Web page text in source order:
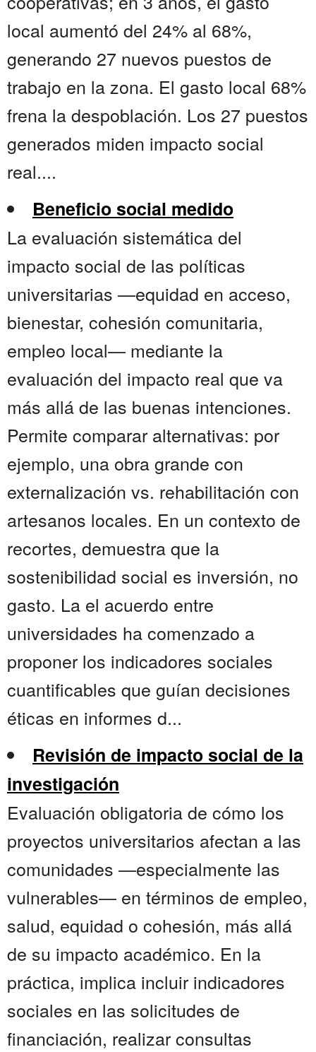
local aumentó del 24% al 68%,
generando 27 nuevos puestos de
trabajo en la zona. El gasto local 68%
frena la despoblación. Los 27 puestos
generados miden impacto social
real....
Beneficio social medido
La evaluación sistemática del
impacto social de las políticas
universitarias —equidad en acceso,
bienestar, cohesión comunitaria,
empleo local— mediante la
evaluación del impacto real que va
más allá de las buenas intenciones.
Permite comparar alternativas: por
ejemplo, una obra grande con
externalización vs. rehabilitación con
artesanos locales. En un contexto de
recortes, demuestra que la
sostenibilidad social es inversión, no
gasto. La el acuerdo entre
universidades ha comenzado a
proponer los indicadores sociales
cuantificables que guían decisiones
éticas en informes d...
Revisión de impacto social de la
investigación
Evaluación obligatoria de cómo los
proyectos universitarios afectan a las
comunidades —especialmente las
vulnerables— en términos de empleo,
salud, equidad o cohesión, más allá
de su impacto académico. En la
práctica, implica incluir indicadores
sociales en las solicitudes de
financiación, realizar consultas